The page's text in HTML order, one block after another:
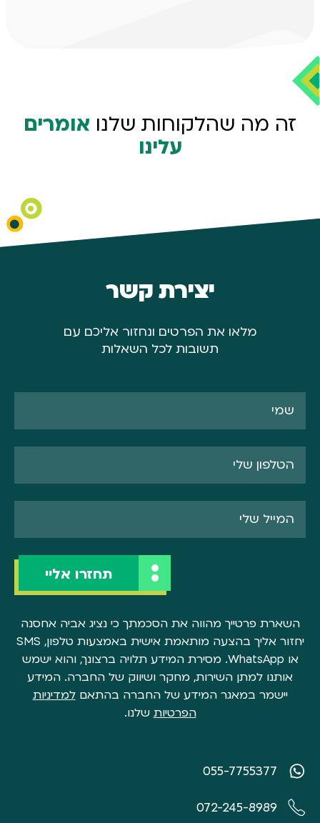
זה מה שהלקוחות שלנו אומרים
עלינו
055-7755377
072-245-8989
יצירת קשר
מלאו את הפרטים ונחזור אליכם עם
תשובות לכל השאלות
השארת פרטייך מהווה את הסכמתך כי נציג אביה אחסנה
יחזור אליך בהצעה מותאמת אישית באמצעות טלפון, SMS
או WhatsApp. מסירת המידע תלויה ברצונך, והוא ישמש
אותנו למתן השירות, מחקר ושיווק של החברה. המידע
יישמר במאגר המידע של החברה בהתאםלמדיניות
הפרטיות שלנו.